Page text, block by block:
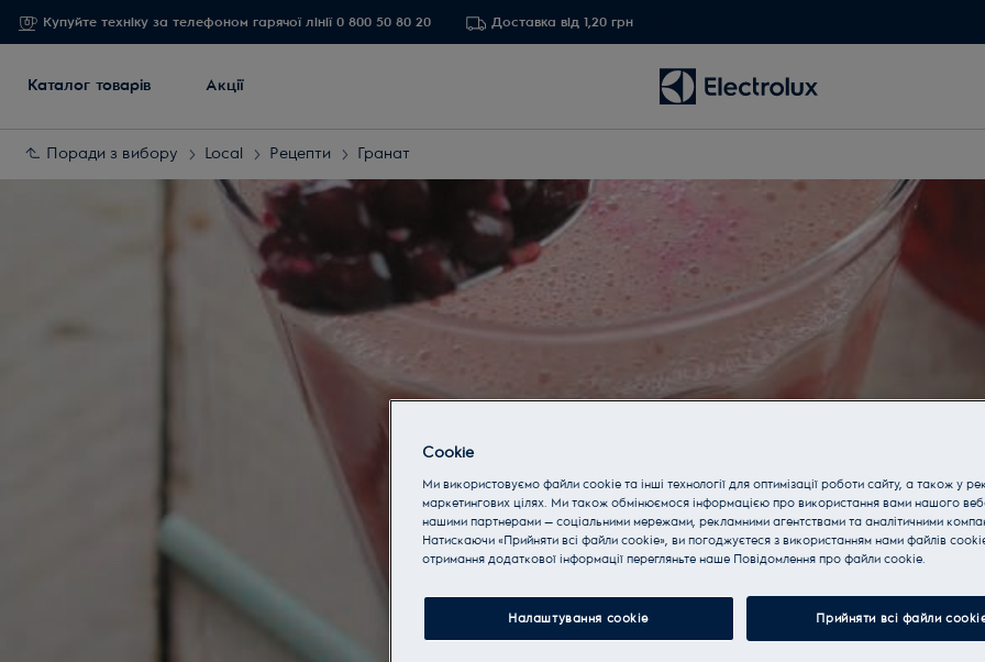
Купуйте техніку за телефоном гарячої лінії 0 800 50 80 20 Доставка від 1,20 грн
Каталог товарів Акції
Поради з вибору Local Рецепти Гранат
Cookie
Ми використовуємо файли cookie та інші технології для оптимізації роботи сайту, а також у
маркетингових цілях. Ми також обмінюємося інформацією про використання вами нашого
нашими партнерами — соціальними мережами, рекламними агентствами та аналітичними
Натискаючи «Прийняти всі файли cookie», ви погоджуєтеся з використанням нами файлів
отримання додаткової інформації перегляньте наше Пoвідомлення прo файли cookie.
Налаштування cookie Прийняти всі файли